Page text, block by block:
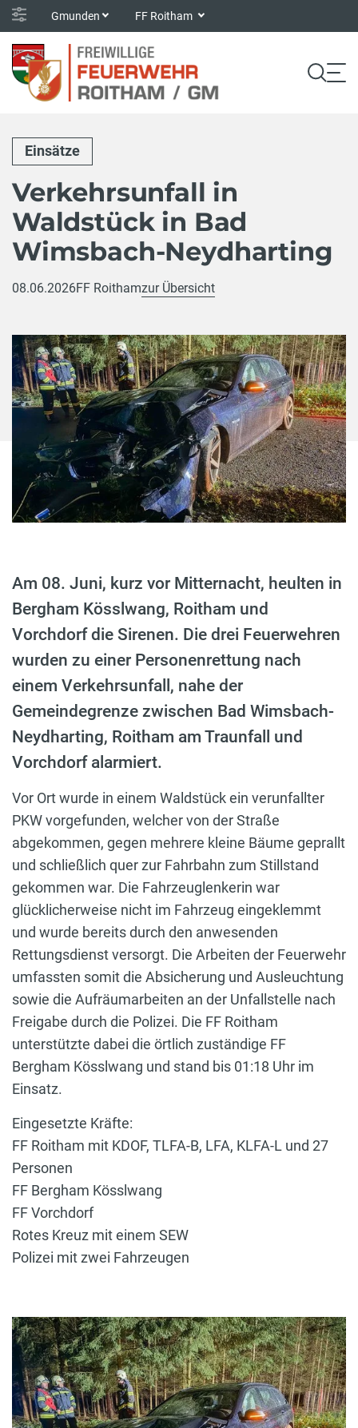
Gmunden FF Roitham
Einsätze
Verkehrsunfall in
Waldstück in Bad
Wimsbach-Neydharting
08.06.2026FF Roithamzur Übersicht
Am 08. Juni, kurz vor Mitternacht, heulten in
Bergham Kösslwang, Roitham und
Vorchdorf die Sirenen. Die drei Feuerwehren
wurden zu einer Personenrettung nach
einem Verkehrsunfall, nahe der
Gemeindegrenze zwischen Bad Wimsbach-
Neydharting, Roitham am Traunfall und
Vorchdorf alarmiert.
Vor Ort wurde in einem Waldstück ein verunfallter
PKW vorgefunden, welcher von der Straße
abgekommen, gegen mehrere kleine Bäume geprallt
und schließlich quer zur Fahrbahn zum Stillstand
gekommen war. Die Fahrzeuglenkerin war
glücklicherweise nicht im Fahrzeug eingeklemmt
und wurde bereits durch den anwesenden
Rettungsdienst versorgt. Die Arbeiten der Feuerwehr
umfassten somit die Absicherung und Ausleuchtung
sowie die Aufräumarbeiten an der Unfallstelle nach
Freigabe durch die Polizei. Die FF Roitham
unterstützte dabei die örtlich zuständige FF
Bergham Kösslwang und stand bis 01:18 Uhr im
Einsatz.
Eingesetzte Kräfte:
FF Roitham mit KDOF, TLFA-B, LFA, KLFA-L und 27
Personen
FF Bergham Kösslwang
FF Vorchdorf
Rotes Kreuz mit einem SEW
Polizei mit zwei Fahrzeugen